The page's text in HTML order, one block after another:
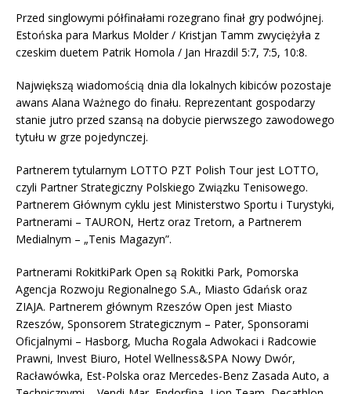
Przed singlowymi półfinałami rozegrano finał gry podwójnej.
Estońska para Markus Molder / Kristjan Tamm zwyciężyła z
czeskim duetem Patrik Homola / Jan Hrazdil 5:7, 7:5, 10:8.
Największą wiadomością dnia dla lokalnych kibiców pozostaje
awans Alana Ważnego do finału. Reprezentant gospodarzy
stanie jutro przed szansą na dobycie pierwszego zawodowego
tytułu w grze pojedynczej.
Partnerem tytularnym LOTTO PZT Polish Tour jest LOTTO,
czyli Partner Strategiczny Polskiego Związku Tenisowego.
Partnerem Głównym cyklu jest Ministerstwo Sportu i Turystyki,
Partnerami – TAURON, Hertz oraz Tretorn, a Partnerem
Medialnym – „Tenis Magazyn”.
Partnerami RokitkiPark Open są Rokitki Park, Pomorska
Agencja Rozwoju Regionalnego S.A., Miasto Gdańsk oraz
ZIAJA. Partnerem głównym Rzeszów Open jest Miasto
Rzeszów, Sponsorem Strategicznym – Pater, Sponsorami
Oficjalnymi – Hasborg, Mucha Rogala Adwokaci i Radcowie
Prawni, Invest Biuro, Hotel Wellness&SPA Nowy Dwór,
Racławówka, Est-Polska oraz Mercedes-Benz Zasada Auto, a